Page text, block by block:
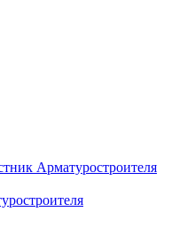
Арматуростроителя